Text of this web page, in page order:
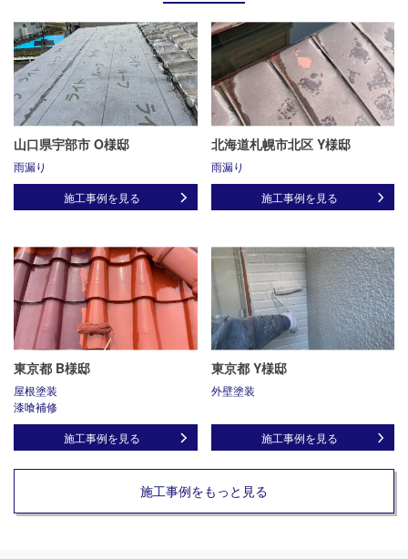
山口県宇部市 O様邸
雨漏り
施工事例を見る
北海道札幌市北区 Y様邸
雨漏り
施工事例を見る
東京都 B様邸
屋根塗装
漆喰補修
施工事例を見る
東京都 Y様邸
外壁塗装
施工事例を見る
施工事例をもっと見る